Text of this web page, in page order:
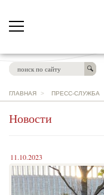
ГЛАВНАЯ > ПРЕСС-СЛУЖБА
Новости
11.10.2023